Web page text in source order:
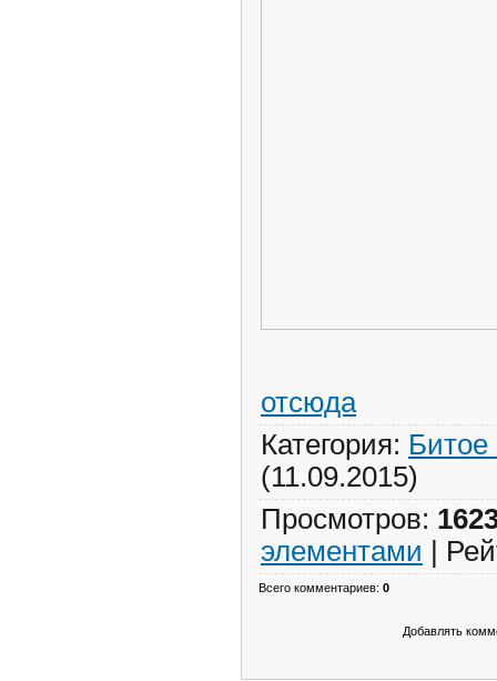
отсюда
Категория: Битое
(11.09.2015)
Просмотров:
элементами |
Всего комментариев: 0
Добавлять